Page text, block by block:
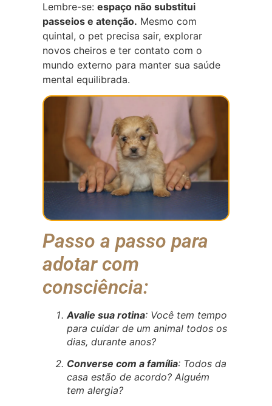
Lembre-se: espaço não substitui
passeios e atenção. Mesmo com
quintal, o pet precisa sair, explorar
novos cheiros e ter contato com o
mundo externo para manter sua saúde
mental equilibrada.
Passo a passo para
adotar com
consciência:
Avalie sua rotina: Você tem tempo
para cuidar de um animal todos os
dias, durante anos?
Converse com a família: Todos da
casa estão de acordo? Alguém
tem alergia?